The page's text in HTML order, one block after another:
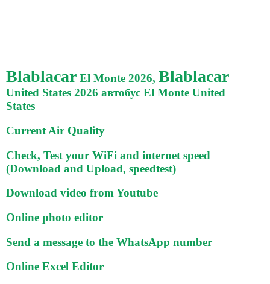
Blablacar El Monte 2026, Blablacar
United States 2026 автобус El Monte United
States
Current Air Quality
Check, Test your WiFi and internet speed
(Download and Upload, speedtest)
Download video from Youtube
Online photo editor
Send a message to the WhatsApp number
Online Excel Editor